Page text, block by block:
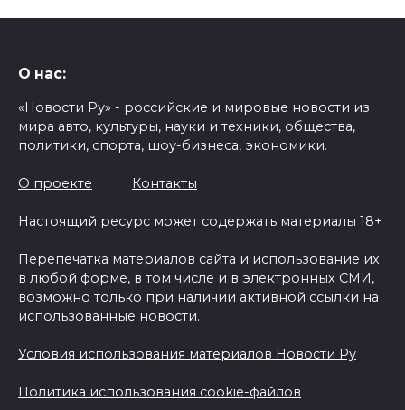
О нас:
«Новости Ру» - российские и мировые новости из
мира авто, культуры, науки и техники, общества,
политики, спорта, шоу-бизнеса, экономики.
О проекте Контакты
Настоящий ресурс может содержать материалы 18+
Перепечатка материалов сайта и использование их
в любой форме, в том числе и в электронных СМИ,
возможно только при наличии активной ссылки на
использованные новости.
Условия использования материалов Новости Ру
Политика использования cookie-файлов